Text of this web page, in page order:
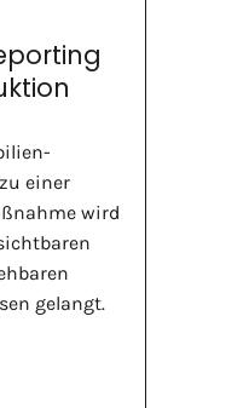
einer
wird
gelangt.